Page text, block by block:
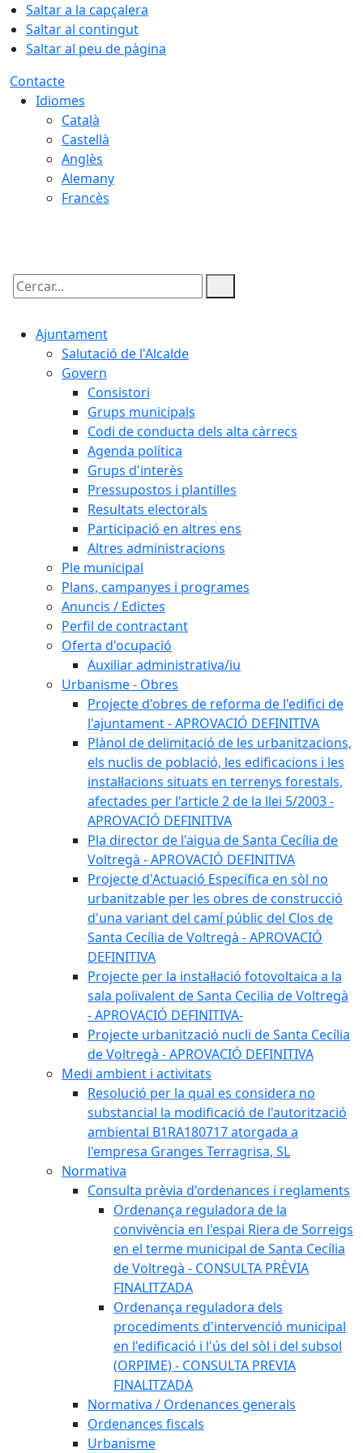
Saltar a la capçalera
Saltar al contingut
Saltar al peu de pàgina
Contacte
Idiomes
Català
Castellà
Anglès
Alemany
Francès
Cercar:
Ajuntament
Salutació de l'Alcalde
Govern
Consistori
Grups municipals
Codi de conducta dels alta càrrecs
Agenda política
Grups d'interès
Pressupostos i plantilles
Resultats electorals
Participació en altres ens
Altres administracions
Ple municipal
Plans, campanyes i programes
Anuncis / Edictes
Perfil de contractant
Oferta d'ocupació
Auxiliar administrativa/iu
Urbanisme - Obres
Projecte d'obres de reforma de l'edifici de
l'ajuntament - APROVACIÓ DEFINITIVA
Plànol de delimitació de les urbanitzacions,
els nuclis de població, les edificacions i les
instal·lacions situats en terrenys forestals,
afectades per l'article 2 de la llei 5/2003 -
APROVACIÓ DEFINITIVA
Pla director de l'aigua de Santa Cecília de
Voltregà - APROVACIÓ DEFINITIVA
Projecte d'Actuació Específica en sòl no
urbanitzable per les obres de construcció
d'una variant del camí públic del Clos de
Santa Cecília de Voltregà - APROVACIÓ
DEFINITIVA
Projecte per la instal·lació fotovoltaica a la
sala polivalent de Santa Cecilia de Voltregà
- APROVACIÓ DEFINITIVA-
Projecte urbanització nucli de Santa Cecília
de Voltregà - APROVACIÓ DEFINITIVA
Medi ambient i activitats
Resolució per la qual es considera no
substancial la modificació de l'autorització
ambiental B1RA180717 atorgada a
l'empresa Granges Terragrisa, SL
Normativa
Consulta prèvia d'ordenances i reglaments
Ordenança reguladora de la
convivència en l'espai Riera de Sorreigs
en el terme municipal de Santa Cecília
de Voltregà - CONSULTA PRÈVIA
FINALITZADA
Ordenança reguladora dels
procediments d'intervenció municipal
en l'edificació i l'ús del sòl i del subsol
(ORPIME) - CONSULTA PREVIA
FINALITZADA
Normativa / Ordenances generals
Ordenances fiscals
Urbanisme